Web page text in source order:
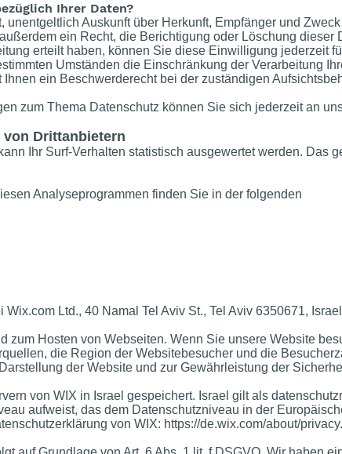
Ihrer Daten?
unentgeltlich Auskunft über Herkunft, Empfänger und
ein Recht, die Berichtigung oder Löschung dieser
erteilt haben, können Sie diese Einwilligung jederzeit
Umständen die Einschränkung der Verarbeitung
ein Beschwerderecht bei der zuständigen
zum Thema Datenschutz können Sie sich jederzeit an
Drittanbietern
Ihr Surf-Verhalten statistisch ausgewertet werden. Das
Analyseprogrammen finden Sie in der folgenden
Ltd., 40 Namal Tel Aviv St., Tel Aviv 6350671, Israel
zum Hosten von Webseiten. Wenn Sie unsere Website
die Region der Websitebesucher und die
der Website und zur Gewährleistung der
von WIX in Israel gespeichert. Israel gilt als
aufweist, das dem Datenschutzniveau in der
von WIX: https://de.wix.com/about/privacy.